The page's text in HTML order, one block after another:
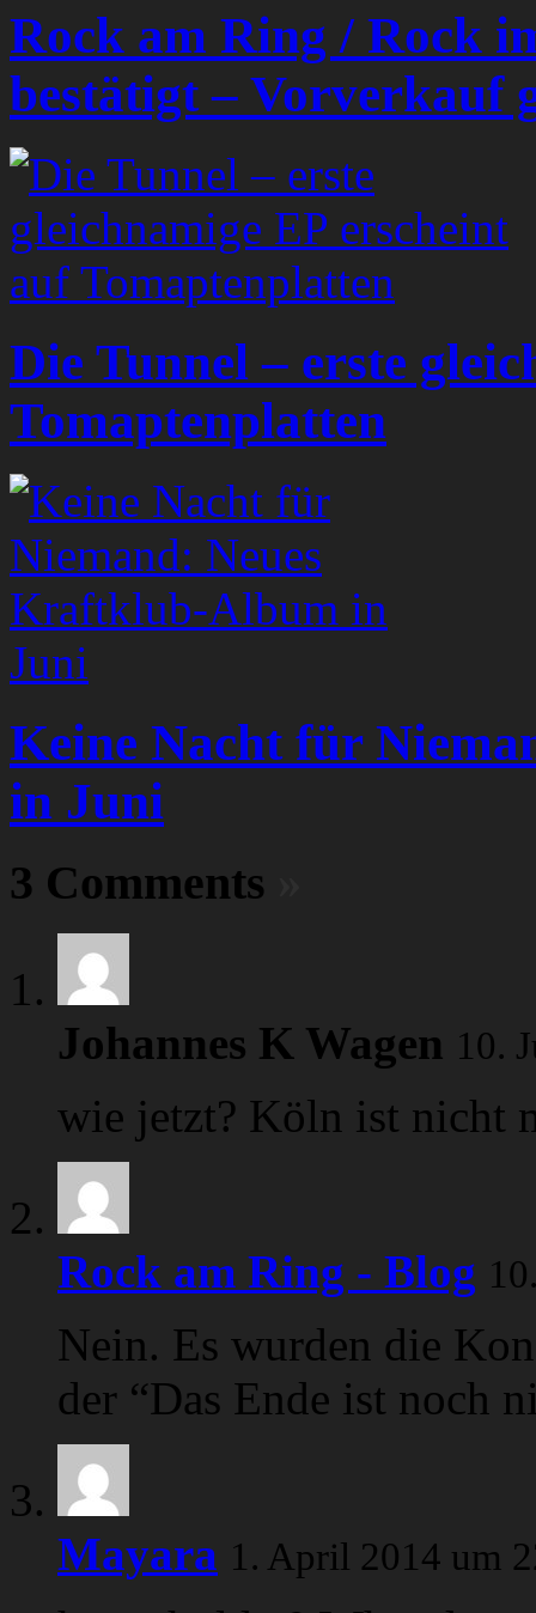
Rock am Ring / Rock
bestätigt – Vorverkauf
Die Tunnel – erste
Tomaptenplatten
Keine Nacht für
in Juni
3 Comments
Johannes K Wagen 10.
wie jetzt? Köln ist nicht
Rock am Ring - Blog
Nein. Es wurden die
der “Das Ende ist noch
Mayara 1. April 2014 um